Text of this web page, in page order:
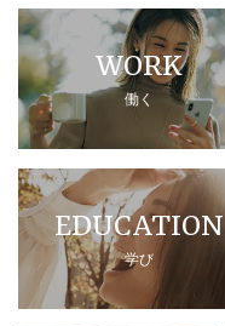
WORK
働く
EDUCATION
学び